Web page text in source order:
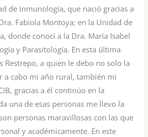
de Inmunología, que nació gracias a
Fabiola Montoya; en la Unidad de
donde conocí a la Dra. María Isabel
y Parasitología. En esta última
Restrepo, a quien le debo no solo la
a cabo mi año rural, también mi
gracias a él continúo en la
una de esas personas me llevo la
personas maravillosas con las que
y académicamente. En este